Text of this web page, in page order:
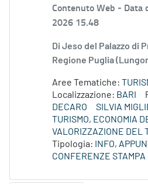
Contenuto Web - Data
2026 15.48
Di Jeso del Palazzo di
Regione Puglia
Aree Tematiche:
Localizzazione: BARI
DECARO
SILVIA
TURISMO, ECONOMIA
VALORIZZAZIONE DEL
Tipologia:
INFO,
CONFERENZE STAMPA